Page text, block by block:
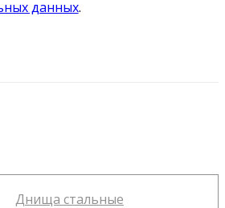
данных.
Днища стальные